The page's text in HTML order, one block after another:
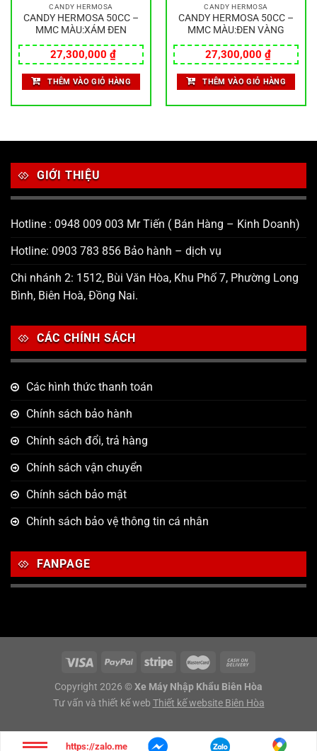
CANDY HERMOSA
CANDY HERMOSA 50CC –
MMC MÀU:XÁM ĐEN
27,300,000 ₫
THÊM VÀO GIỎ HÀNG
CANDY HERMOSA
CANDY HERMOSA 50CC –
MMC MÀU:ĐEN VÀNG
27,300,000 ₫
THÊM VÀO GIỎ HÀNG
GIỚI THIỆU
Hotline : 0948 009 003 Mr Tiến ( Bán Hàng – Kinh Doanh)
Hotline: 0903 783 856 Bảo hành – dịch vụ
Chi nhánh 2: 1512, Bùi Văn Hòa, Khu Phố 7, Phường Long
Bình, Biên Hoà, Đồng Nai.
CÁC CHÍNH SÁCH
Các hình thức thanh toán
Chính sách bảo hành
Chính sách đổi, trả hàng
Chính sách vận chuyển
Chính sách bảo mật
Chính sách bảo vệ thông tin cá nhân
FANPAGE
Copyright 2026 © Xe Máy Nhập Khẩu Biên Hòa
Tư vấn và thiết kế web Thiết kế website Biên Hòa
https://zalo.me/g/sjwsco848